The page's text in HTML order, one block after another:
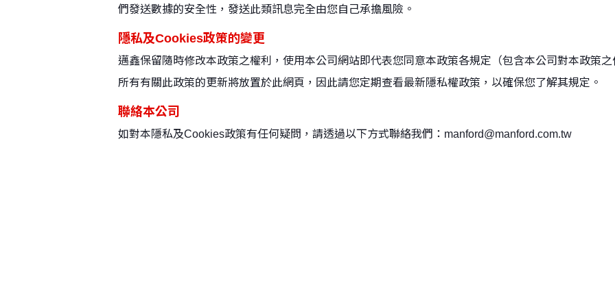
們發送數據的安全性，發送此類訊息完全由您自己承擔風險。
隱私及Cookies政策的變更
邁鑫保留隨時修改本政策之權利，使用本公司網站即代表您同意本政策各規定（包含本公司對本政策之
所有有關此政策的更新將放置於此網頁，因此請您定期查看最新隱私權政策，以確保您了解其規定。
聯絡本公司
如對本隱私及Cookies政策有任何疑問，請透過以下方式聯絡我們：manford@manford.com.tw